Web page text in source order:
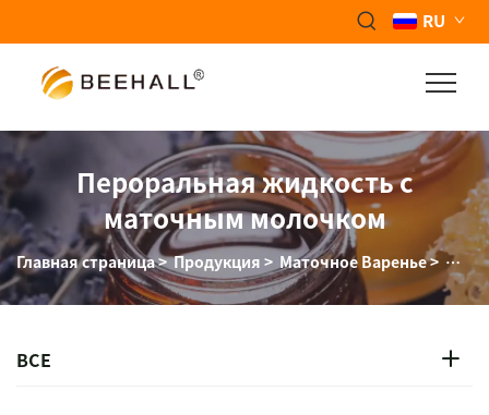
RU
Пероральная жидкость с
маточным молочком
Главная страница>Продукция > Маточное Варенье>
ВСЕ